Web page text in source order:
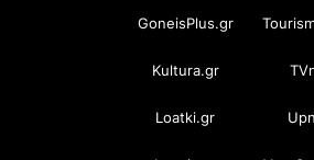
GoneisPlus.gr
Kultura.gr
Loatki.gr